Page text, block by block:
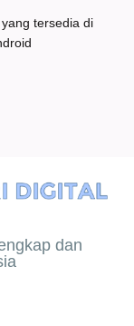
yang tersedia di
dan